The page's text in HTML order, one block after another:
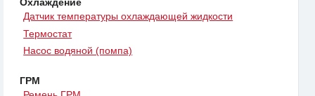
Датчик температуры охлаждающей жидкости
Термостат
Насос водяной (помпа)
ГРМ